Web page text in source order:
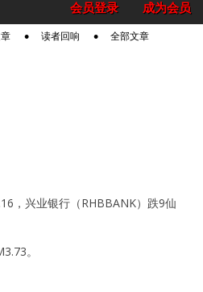
成为会员
会员登录
读者回响 全部文章
，兴业银行（RHBBANK）跌9仙
。